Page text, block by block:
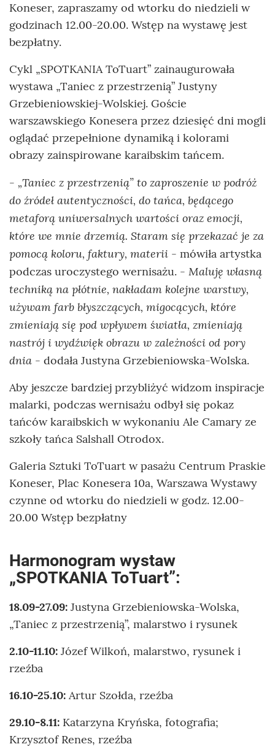
Koneser, zapraszamy od wtorku do niedzieli w
godzinach 12.00-20.00. Wstęp na wystawę jest
bezpłatny.
Cykl „SPOTKANIA ToTuart” zainaugurowała
wystawa „Taniec z przestrzenią” Justyny
Grzebieniowskiej-Wolskiej. Goście
warszawskiego Konesera przez dziesięć dni mogli
oglądać przepełnione dynamiką i kolorami
obrazy zainspirowane karaibskim tańcem.
- „Taniec z przestrzenią” to zaproszenie w podróż
do źródeł autentyczności, do tańca, będącego
metaforą uniwersalnych wartości oraz emocji,
które we mnie drzemią. Staram się przekazać je za
pomocą koloru, faktury, materii - mówiła artystka
podczas uroczystego wernisażu. - Maluję własną
techniką na płótnie, nakładam kolejne warstwy,
używam farb błyszczących, migocących, które
zmieniają się pod wpływem światła, zmieniają
nastrój i wydźwięk obrazu w zależności od pory
dnia - dodała Justyna Grzebieniowska-Wolska.
Aby jeszcze bardziej przybliżyć widzom inspiracje
malarki, podczas wernisażu odbył się pokaz
tańców karaibskich w wykonaniu Ale Camary ze
szkoły tańca Salshall Otrodox.
Galeria Sztuki ToTuart w pasażu Centrum Praskie
Koneser, Plac Konesera 10a, Warszawa Wystawy
czynne od wtorku do niedzieli w godz. 12.00-
20.00 Wstęp bezpłatny
Harmonogram wystaw
„SPOTKANIA ToTuart”:
18.09-27.09: Justyna Grzebieniowska-Wolska,
„Taniec z przestrzenią”, malarstwo i rysunek
2.10-11.10: Józef Wilkoń, malarstwo, rysunek i
rzeźba
16.10-25.10: Artur Szołda, rzeźba
29.10-8.11: Katarzyna Kryńska, fotografia;
Krzysztof Renes, rzeźba